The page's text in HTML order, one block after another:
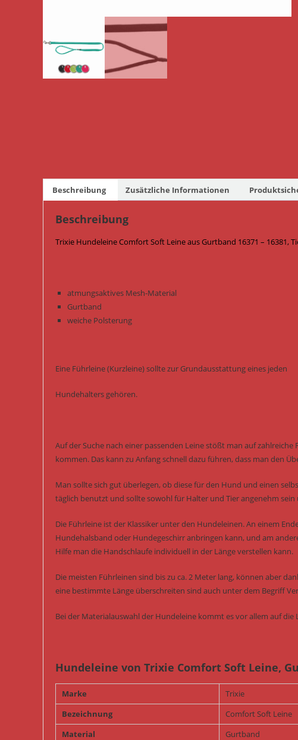
Beschreibung Zusätzliche Informationen
Beschreibung
Trixie Hundeleine Comfort Soft Leine aus Gurtband 16371 – 16381,
atmungsaktives Mesh-Material
Gurtband
weiche Polsterung
Eine Führleine (Kurzleine) sollte zur Grundausstattung eines jeden
Hundehalters gehören.
Auf der Suche nach einer passenden Leine stößt man auf
kommen. Das kann zu Anfang schnell dazu führen, dass man den
Man sollte sich gut überlegen, ob diese für den Hund und einen
täglich benutzt und sollte sowohl für Halter und Tier angenehm sein
Die Führleine ist der Klassiker unter den Hundeleinen. An einem
Hundehalsband oder Hundegeschirr anbringen kann, und am
Hilfe man die Handschlaufe individuell in der Länge verstellen kann.
Die meisten Führleinen sind bis zu ca. 2 Meter lang, können aber
eine bestimmte Länge überschreiten sind auch unter dem Begriff
Bei der Materialauswahl der Hundeleine kommt es vor allem auf
Hundeleine von Trixie Comfort Soft Leine,
Marke
Trixie
Bezeichnung
Comfort Soft Leine
Material
Gurtband